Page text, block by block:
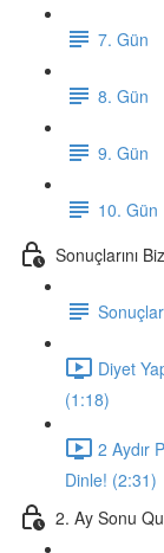
7. Gün
8. Gün
9. Gün
10. Gün
Sonuçlarını
Diyet
(1:18)
2 Aydır
Dinle! (2:31)
2. Ay Sonu